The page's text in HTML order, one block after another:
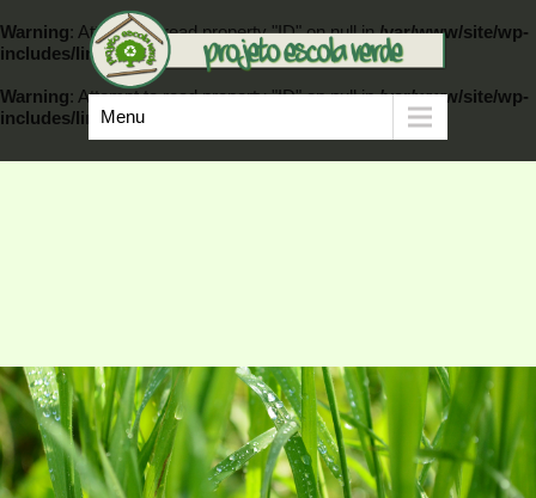
Warning: Attempt to read property "ID" on null in/var/www/site/wp-
includes/link-template.phpon line389
Warning: Attempt to read property "ID" on null in/var/www/site/wp-
includes/link-template.php
Menu